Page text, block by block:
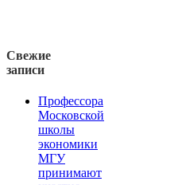
Свежие
записи
Профессора
Московской
школы
экономики
МГУ
принимают